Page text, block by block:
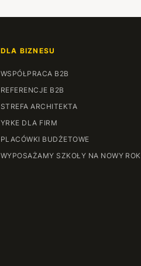
DLA BIZNESU
WSPÓŁPRACA B2B
REFERENCJE B2B
STREFA ARCHITEKTA
YRKE DLA FIRM
PLACÓWKI BUDŻETOWE
WYPOSAŻAMY SZKOŁY NA NOWY ROK